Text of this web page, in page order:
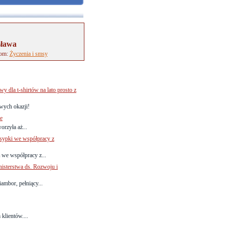
Życzenia i smsy
dla t-shirtów na lato prosto z
okazji!
aż...
we współpracy z
współpracy z...
ds. Rozwoju i
pełniący...
klientów....